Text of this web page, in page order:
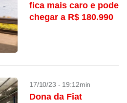
fica mais caro e pode
chegar a R$ 180.990
17/10/23 - 19:12min
Dona da Fiat